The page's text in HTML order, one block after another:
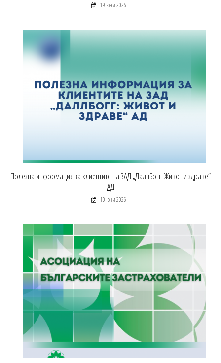
19 юни 2026
Полезна информация за клиентите на ЗАД „ДаллБогг: Живот и здраве“
АД
10 юни 2026